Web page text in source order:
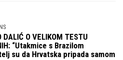
DALIĆ O VELIKOM TESTU
“Utakmice s Brazilom
su da Hrvatska pripada samom